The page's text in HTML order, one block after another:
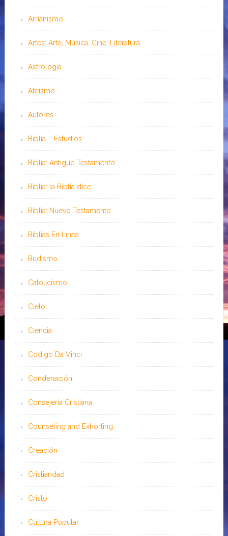
Arrianismo
Artes: Arte, Música, Cine, Literatura
Astrología
Ateísmo
Autores
Biblia – Estudios
Biblia: Antiguo Testamento
Biblia: la Biblia dice
Biblia: Nuevo Testamento
Bíblias En Línea
Budismo
Catolicismo
Cielo
Ciencia
Código Da Vinci
Condenación
Consejería Cristiana
Counseling and Exhorting
Creación
Cristiandad
Cristo
Cultura Popular